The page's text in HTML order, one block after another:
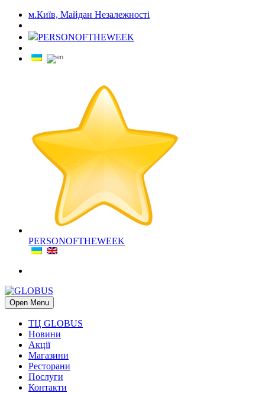
м.Київ, Майдан Незалежності
PERSONOFTHEWEEK
PERSONOFTHEWEEK
Open Menu
ТЦ GLOBUS
Новини
Акції
Магазини
Ресторани
Послуги
Контакти